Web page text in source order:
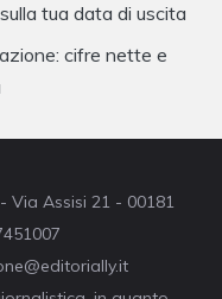
tua data di uscita
cifre nette e
Via Assisi 21 - 00181